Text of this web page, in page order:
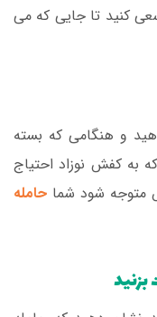
کنید تا جایی که می
و هنگامی که بسته
به کفش نوزاد احتیاج
متوجه شود شما حامله